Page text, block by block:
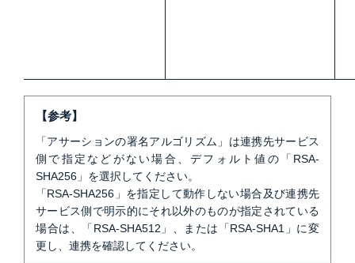
【参考】
「アサーションの署名アルゴリズム」は連携先サービス
側で指定などがない場合、デフォルト値の「RSA-
SHA256」を選択してください。
「RSA-SHA256」を指定して動作しない場合及び連携先
サービス側で明示的にそれ以外のものが指定されている
場合は、「RSA-SHA512」、または「RSA-SHA1」に変
更し、連携を確認してください。